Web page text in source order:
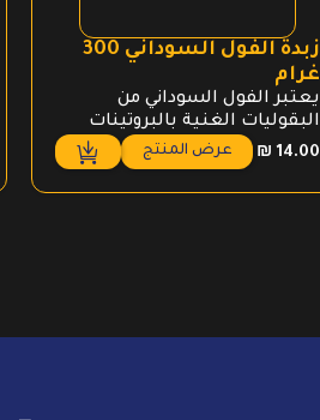
زبدة الفول السوداني 300
غرام
يعتبر الفول السوداني من
البقوليات الغنية بالبروتينات
والدهون والقليلة بالكربوهيدرات
₪ 14.00 عرض المنتج